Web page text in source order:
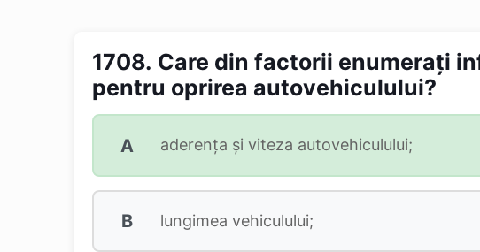
1708. Care din factorii enumerați
pentru oprirea autovehiculului?
A aderența și viteza autovehiculului;
B lungimea vehiculului;